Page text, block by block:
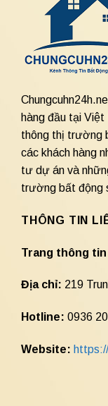
hàng đầu tại
thông thị trường
các khách hàng
tư dự án và
trường bất động
THÔNG TIN
Trang thông
Địa chỉ: 219
Hotline: 0936
Website: